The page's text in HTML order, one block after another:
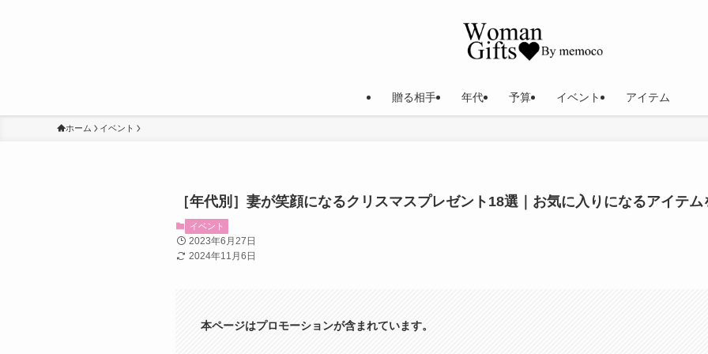
贈る相手 年代 予算 イベント アイテム
ホーム イベント
［年代別］妻が笑顔になるクリスマスプレゼント18選｜お気に入りになるアイテム
イベント
2023年6月27日
2024年11月6日
本ページはプロモーションが含まれています。